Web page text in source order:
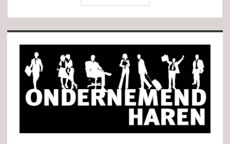
Centrum
Raadhuisplein
Sidebar